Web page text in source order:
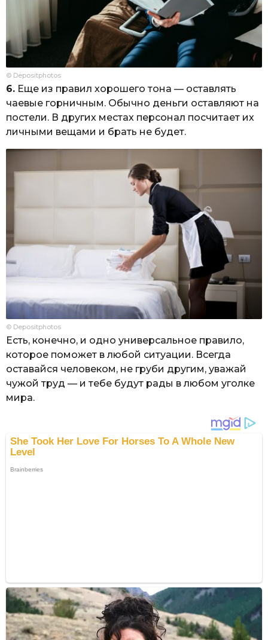
© Depositphotos
6. Еще из правил хорошего тона — оставлять
чаевые горничным. Обычно деньги оставляют на
постели. В других местах персонал посчитает их
личными вещами и брать не будет.
© Depositphotos
Есть, конечно, и одно универсальное правило,
которое поможет в любой ситуации. Всегда
оставайся человеком, не груби другим, уважай
чужой труд — и тебе будут рады в любом уголке
мира.